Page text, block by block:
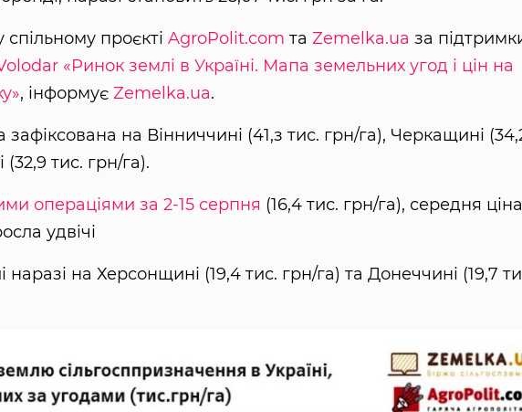
проєкті AgroPolit.com та Zemelka.ua за
«Ринок землі в Україні. Мапа земельних угод і цін на
, інформує Zemelka.ua.
на Вінниччині (41,з тис. грн/га), Черкащині
(32,9 тис. грн/га).
операціями за 2-15 серпня (16,4 тис. грн/га), середня ціна
удвічі
на Херсонщині (19,4 тис. грн/га) та Донеччині (19,7